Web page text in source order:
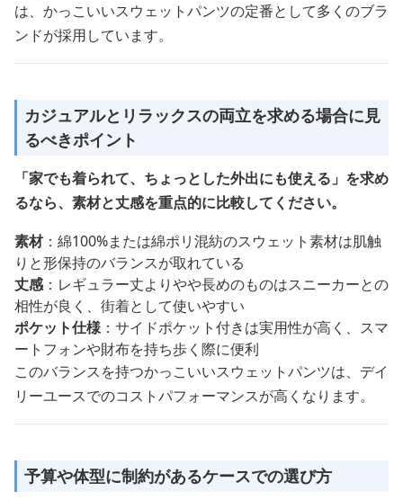
は、かっこいいスウェットパンツの定番として多くのブラ
ンドが採用しています。
カジュアルとリラックスの両立を求める場合に見
るべきポイント
「家でも着られて、ちょっとした外出にも使える」を求め
るなら、素材と丈感を重点的に比較してください。
素材：綿100%または綿ポリ混紡のスウェット素材は肌触
りと形保持のバランスが取れている
丈感：レギュラー丈よりやや長めのものはスニーカーとの
相性が良く、街着として使いやすい
ポケット仕様：サイドポケット付きは実用性が高く、スマ
ートフォンや財布を持ち歩く際に便利
このバランスを持つかっこいいスウェットパンツは、デイ
リーユースでのコストパフォーマンスが高くなります。
予算や体型に制約があるケースでの選び方